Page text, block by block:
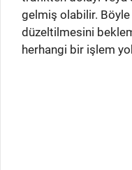
gelmiş olabilir.
düzeltilmesini
herhangi bir işlem